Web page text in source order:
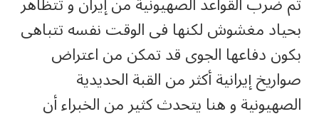
بحياد مغشوش لكنها فى الوقت نفسه تتباهى
بكون دفاعها الجوى قد تمكن من اعتراض
صواريخ إيرانية أكثر من القبة الحديدية
الصهيونية و هنا يتحدث كثير من الخبراء أن